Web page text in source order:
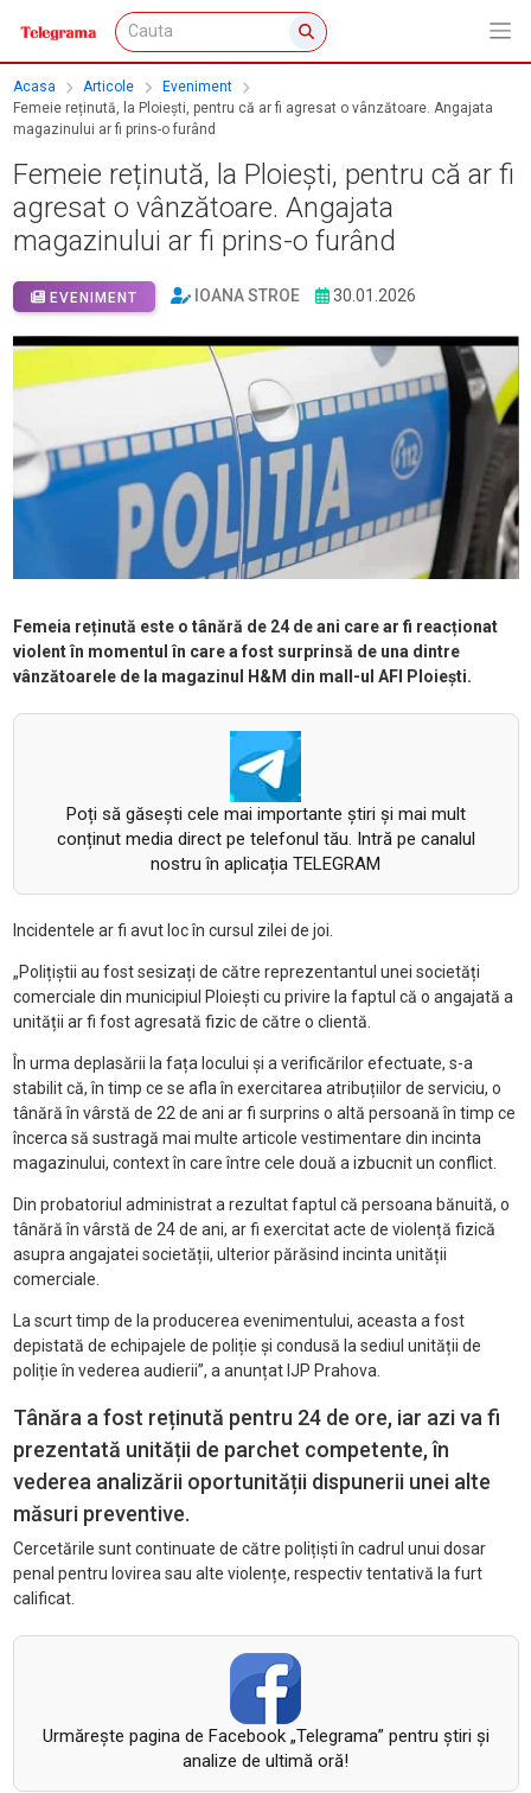
Acasa Articole
Eveniment
Femeie reținută, la Ploiești, pentru că ar fi agresat o vânzătoare. Angajata
magazinului ar fi prins-o furând
Femeie reținută, la Ploiești, pentru că ar fi
agresat o vânzătoare. Angajata
magazinului ar fi prins-o furând
EVENIMENT IOANA STROE 30.01.2026
Femeia reținută este o tânără de 24 de ani care ar fi reacționat
violent în momentul în care a fost surprinsă de una dintre
vânzătoarele de la magazinul H&M din mall-ul AFI Ploiești.
Poți să găsești cele mai importante știri și mai mult
conținut media direct pe telefonul tău. Intră pe canalul
nostru în aplicația TELEGRAM
Incidentele ar fi avut loc în cursul zilei de joi.
„Polițiștii au fost sesizați de către reprezentantul unei societăți
comerciale din municipiul Ploiești cu privire la faptul că o angajată a
unității ar fi fost agresată fizic de către o clientă.
În urma deplasării la fața locului și a verificărilor efectuate, s-a
stabilit că, în timp ce se afla în exercitarea atribuțiilor de serviciu, o
tânără în vârstă de 22 de ani ar fi surprins o altă persoană în timp ce
încerca să sustragă mai multe articole vestimentare din incinta
magazinului, context în care între cele două a izbucnit un conflict.
Din probatoriul administrat a rezultat faptul că persoana bănuită, o
tânără în vârstă de 24 de ani, ar fi exercitat acte de violență fizică
asupra angajatei societății, ulterior părăsind incinta unității
comerciale.
La scurt timp de la producerea evenimentului, aceasta a fost
depistată de echipajele de poliție și condusă la sediul unității de
poliție în vederea audierii”, a anunțat IJP Prahova.
Tânăra a fost reținută pentru 24 de ore, iar azi va fi
prezentată unității de parchet competente, în
vederea analizării oportunității dispunerii unei alte
măsuri preventive.
Cercetările sunt continuate de către polițiști în cadrul unui dosar
penal pentru lovirea sau alte violențe, respectiv tentativă la furt
calificat.
Urmăreşte pagina de Facebook „Telegrama” pentru ştiri şi
analize de ultimă oră!